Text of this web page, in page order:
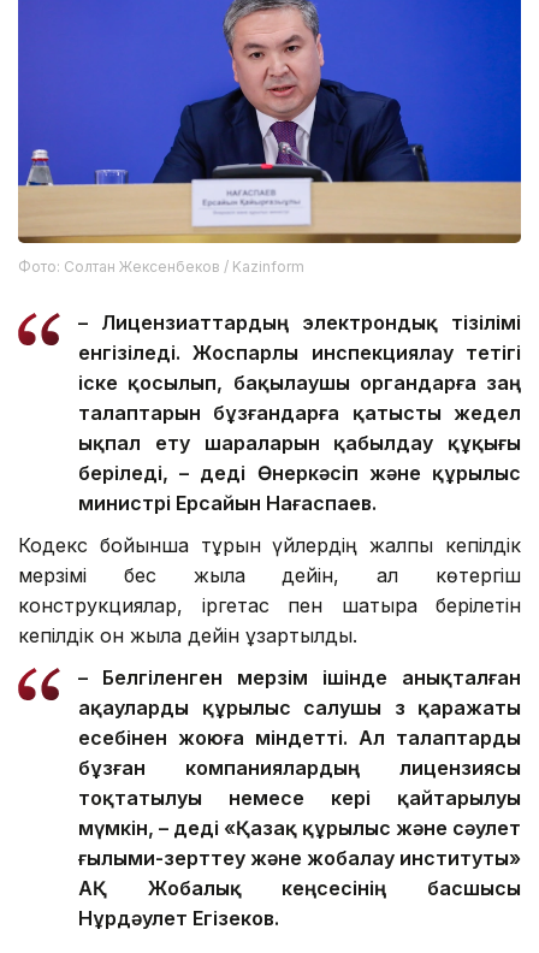
Фото: Солтан Жексенбеков / Kazinform
– Лицензиаттардың электрондық тізілімі
енгізіледі. Жоспарлы инспекциялау тетігі
іске қосылып, бақылаушы органдарға заң
талаптарын бұзғандарға қатысты жедел
ықпал ету шараларын қабылдау құқығы
беріледі, – деді Өнеркәсіп және құрылыс
министрі Ерсайын Нағаспаев.
Кодекс бойынша тұрғын үйлердің жалпы кепілдік
мерзімі бес жылға дейін, ал көтергіш
конструкциялар, іргетас пен шатырға берілетін
кепілдік он жылға дейін ұзартылды.
– Белгіленген мерзім ішінде анықталған
ақауларды құрылыс салушы өз қаражаты
есебінен жоюға міндетті. Ал талаптарды
бұзған компаниялардың лицензиясы
тоқтатылуы немесе кері қайтарылуы
мүмкін, – деді «Қазақ құрылыс және сәулет
ғылыми-зерттеу және жобалау институты»
АҚ Жобалық кеңсесінің басшысы
Нұрдәулет Егізеков.